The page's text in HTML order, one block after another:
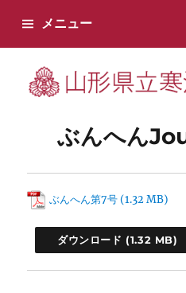
寒河江高校です。学校からの
メニュー
ぶんへん
ぶんへん第7号
ダウンロード